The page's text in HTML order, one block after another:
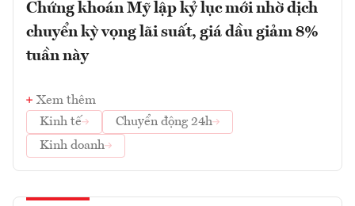
Chứng khoán Mỹ lập kỷ lục mới nhờ dịch
chuyển kỳ vọng lãi suất, giá dầu giảm 8%
tuần này
Xem thêm
Kinh tế
Chuyển động 24h
Kinh doanh